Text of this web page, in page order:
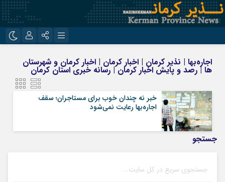
روبیکا
ایتا
رمز عبور
مرا به خاطر بسپار
اجاره‌بها | نذیر کرمان | اخبار کرمان | اخبار کرمان و شهرستان
ها | رصد و پایش اخبار کرمان | رسانه خبری استان کرمان
خبر نه چندان خوب برای مستاجران؛ سقف
اجاره‌بها رعایت نمی‌شود
جستجو